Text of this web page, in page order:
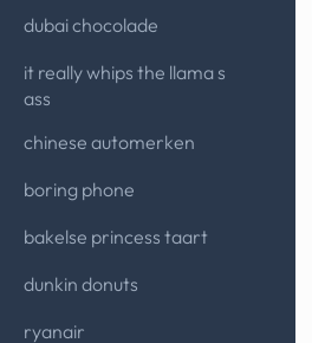
dubai chocolade
it really whips the llama s
ass
chinese automerken
boring phone
bakelse princess taart
dunkin donuts
ryanair